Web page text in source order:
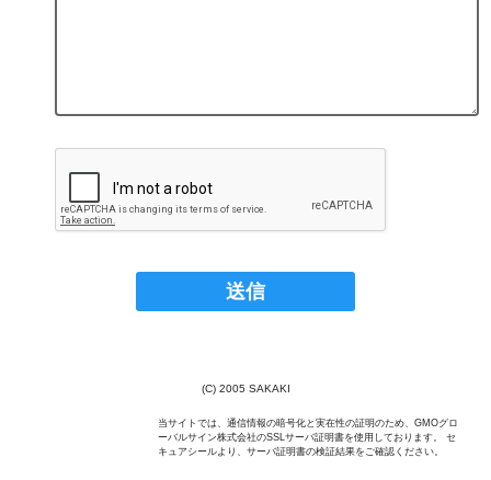
(C) 2005 SAKAKI
当サイトでは、通信情報の暗号化と実在性の証明のため、GMOグロ
ーバルサイン株式会社のSSLサーバ証明書を使用しております。 セ
キュアシールより、サーバ証明書の検証結果をご確認ください。